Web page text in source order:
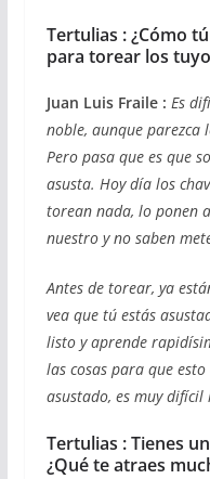
Tertulias : ¿Cómo
para torear los
Juan Luis Fraile : Es
noble, aunque
Pero pasa que es que
asusta. Hoy día los
torean nada, lo ponen
nuestro y no saben
Antes de torear, ya
vea que tú estás
listo y aprende
las cosas para que
asustado, es muy difícil
Tertulias : Tienes
¿Qué te atraes